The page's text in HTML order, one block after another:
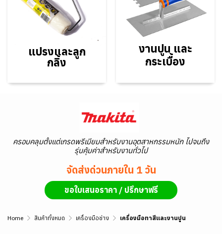
แปรงและลูก
กลิ้ง
งานปูน และ
กระเบื้อง
ครอบคลุมตั้งแต่เกรดพรีเมียมสำหรับงานอุตสาหกรรมหนัก ไปจนถึง
รุ่นคุ้มค่าสำหรับงานทั่วไป
จัดส่งด่วนภายใน 1 วัน
ขอใบเสนอราคา / ปรึกษาฟรี
Home สินค้าทั้งหมด เครื่องมือช่าง เครื่องมือทาสีและงานปูน